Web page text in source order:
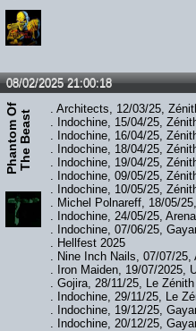
08/02/2025 21:00:18
P
h
a
n
t
o
m
O
f
T
h
e
B
e
a
st
. Architects, 12/03/25,
. Indochine, 15/04/25,
. Indochine, 16/04/25,
. Indochine, 18/04/25,
. Indochine, 19/04/25,
. Indochine, 09/05/25,
. Indochine, 10/05/25,
. Michel Polnareff, 18/05/
. Indochine, 24/05/25,
. Indochine, 07/06/25,
. Hellfest 2025
. Nine Inch Nails, 07/07/
. Iron Maiden, 19/07/2025,
. Gojira, 28/11/25, Le
. Indochine, 29/11/25, Le
. Indochine, 19/12/25,
. Indochine, 20/12/25,